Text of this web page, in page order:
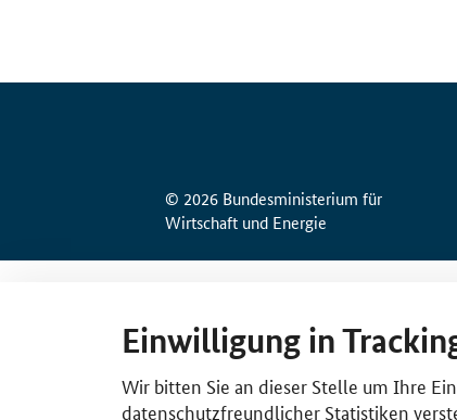
© 2026 Bundesministerium für
Wirtschaft und Energie
Einwilligung in
Wir bitten Sie an dieser Stelle um Ihre
datenschutzfreundlicher Statistiken